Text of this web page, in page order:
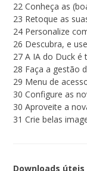
22 Conheça as
23 Retoque as
24 Personalize
26 Descubra, e
27 A IA do Duck é
28 Faça a gestão
29 Menu de
30 Configure as
30 Aproveite a
31 Crie belas
Downloads